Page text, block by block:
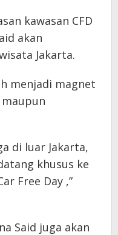
kawasan CFD
akan
Jakarta.
menjadi magnet
di luar Jakarta,
khusus ke
Free Day ,”
Said juga akan